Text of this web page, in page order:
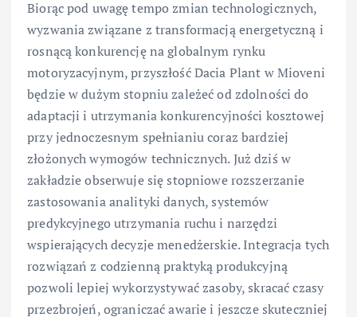
Biorąc pod uwagę tempo zmian technologicznych,
wyzwania związane z transformacją energetyczną i
rosnącą konkurencję na globalnym rynku
motoryzacyjnym, przyszłość Dacia Plant w Mioveni
będzie w dużym stopniu zależeć od zdolności do
adaptacji i utrzymania konkurencyjności kosztowej
przy jednoczesnym spełnianiu coraz bardziej
złożonych wymogów technicznych. Już dziś w
zakładzie obserwuje się stopniowe rozszerzanie
zastosowania analityki danych, systemów
predykcyjnego utrzymania ruchu i narzędzi
wspierających decyzje menedżerskie. Integracja tych
rozwiązań z codzienną praktyką produkcyjną
pozwoli lepiej wykorzystywać zasoby, skracać czasy
przezbrojeń, ograniczać awarie i jeszcze skuteczniej